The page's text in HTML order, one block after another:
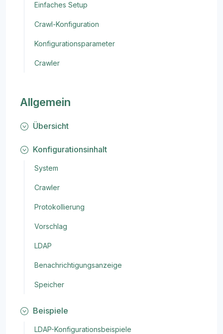
Einfaches Setup
Crawl-Konfiguration
Konfigurationsparameter
Crawler
Allgemein
Übersicht
Konfigurationsinhalt
System
Crawler
Protokollierung
Vorschlag
LDAP
Benachrichtigungsanzeige
Speicher
Beispiele
LDAP-Konfigurationsbeispiele